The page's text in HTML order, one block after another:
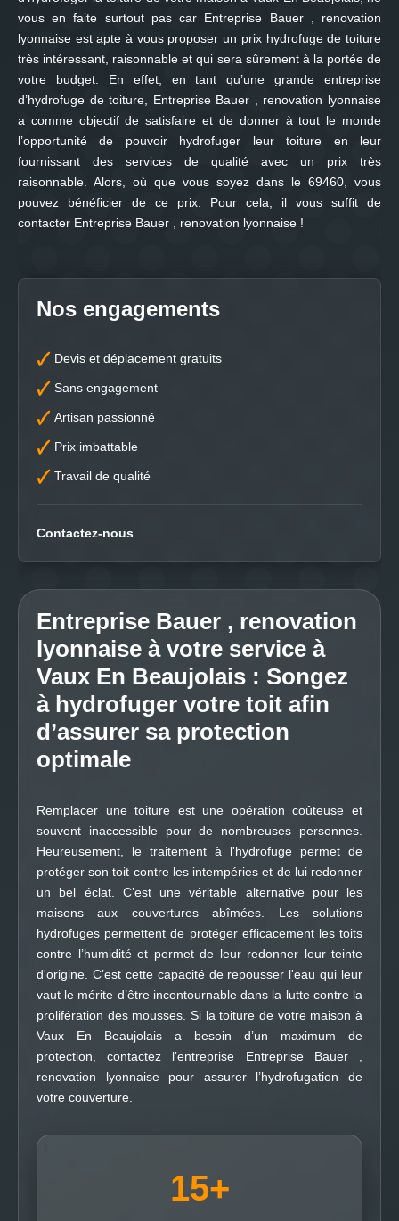
vous en faite surtout pas car Entreprise Bauer , renovation
lyonnaise est apte à vous proposer un prix hydrofuge de toiture
très intéressant, raisonnable et qui sera sûrement à la portée de
votre budget. En effet, en tant qu’une grande entreprise
d’hydrofuge de toiture, Entreprise Bauer , renovation lyonnaise
a comme objectif de satisfaire et de donner à tout le monde
l’opportunité de pouvoir hydrofuger leur toiture en leur
fournissant des services de qualité avec un prix très
raisonnable. Alors, où que vous soyez dans le 69460, vous
pouvez bénéficier de ce prix. Pour cela, il vous suffit de
contacter Entreprise Bauer , renovation lyonnaise !
Nos engagements
Devis et déplacement gratuits
Sans engagement
Artisan passionné
Prix imbattable
Travail de qualité
Contactez-nous
Entreprise Bauer , renovation
lyonnaise à votre service à
Vaux En Beaujolais : Songez
à hydrofuger votre toit afin
d’assurer sa protection
optimale
Remplacer une toiture est une opération coûteuse et
souvent inaccessible pour de nombreuses personnes.
Heureusement, le traitement à l'hydrofuge permet de
protéger son toit contre les intempéries et de lui redonner
un bel éclat. C’est une véritable alternative pour les
maisons aux couvertures abîmées. Les solutions
hydrofuges permettent de protéger efficacement les toits
contre l’humidité et permet de leur redonner leur teinte
d'origine. C’est cette capacité de repousser l'eau qui leur
vaut le mérite d’être incontournable dans la lutte contre la
prolifération des mousses. Si la toiture de votre maison à
Vaux En Beaujolais a besoin d’un maximum de
protection, contactez l’entreprise Entreprise Bauer ,
renovation lyonnaise pour assurer l’hydrofugation de
votre couverture.
15+